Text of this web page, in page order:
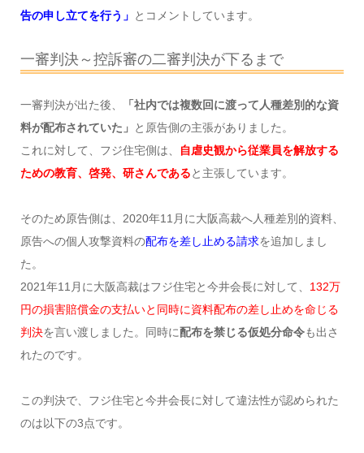
告の申し立てを行う」 とコメントしています。
一審判決～控訴審の二審判決が下るまで
一審判決が出た後、
「社内では複数回に渡って人種差別的な資
料が配布されていた」 と原告側の主張がありました。
これに対して、フジ住宅側は、
自虐史観から従業員を解放する
ための教育、啓発、研さんであると主張しています。
そのため原告側は、2020年11月に大阪高裁へ人種差別的資料、
原告への個人攻撃資料の配布を差し止める請求を追加しまし
た。
2021年11月に大阪高裁はフジ住宅と今井会長に対して、 132万
円の損害賠償金の支払いと同時に資料配布の差し止めを命じる
判決を言い渡しました。同時に配布を禁じる仮処分命令も出さ
れたのです。
この判決で、フジ住宅と今井会長に対して違法性が認められた
のは以下の3点です。